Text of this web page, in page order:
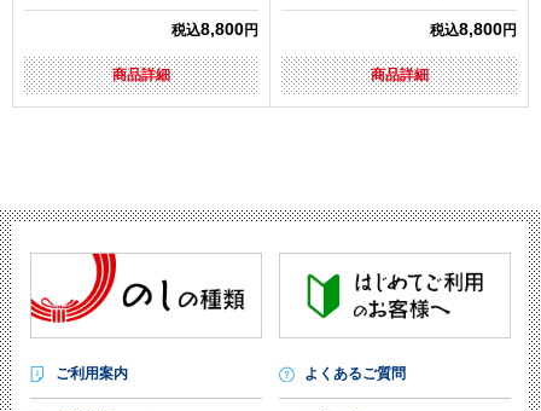
税込8,800円
商品詳細
税込8,800円
商品詳細
ご利用案内 よくあるご質問